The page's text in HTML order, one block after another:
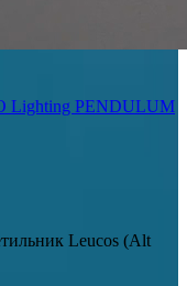
Lighting PENDULUM
Leucos (Alt